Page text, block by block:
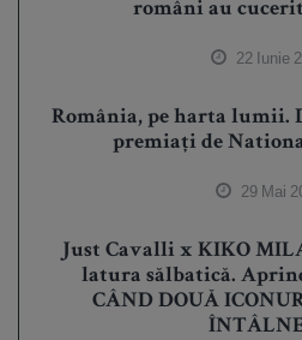
români au
22 Iunie
România, pe harta lumii.
premiați de
29 Mai
Just Cavalli x KIKO
latura sălbatică.
CÂND DOUĂ